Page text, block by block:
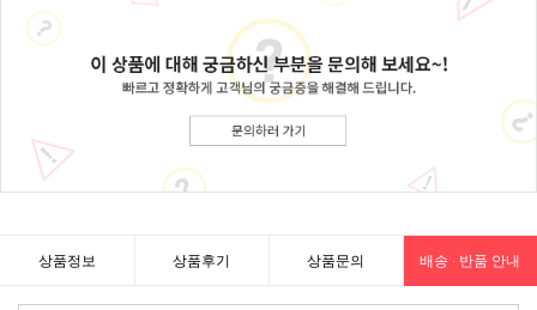
상품정보 상품후기 상품문의 배송 · 반품 안내